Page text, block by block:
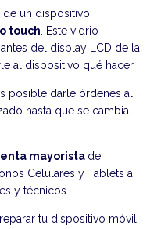
de un dispositivo
touch. Este vidrio
del display LCD de la
al dispositivo qué hacer.
posible darle órdenes al
hasta que se cambia
mayorista de
Celulares y Tablets a
y técnicos.
tu dispositivo móvil: